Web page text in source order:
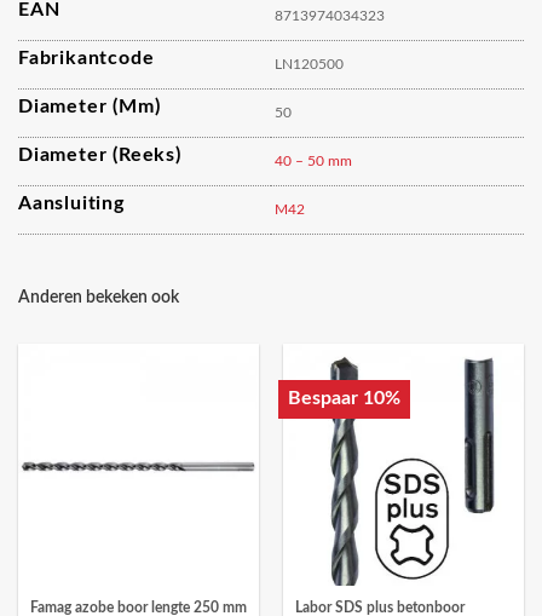
EAN 8713974034323
Fabrikantcode LN120500
Diameter (mm) 50
Diameter (reeks) 40 – 50 mm
Aansluiting M42
Anderen bekeken ook
Famag azobe boor lengte 250 mm
Bespaar 10%
Labor SDS plus betonboor